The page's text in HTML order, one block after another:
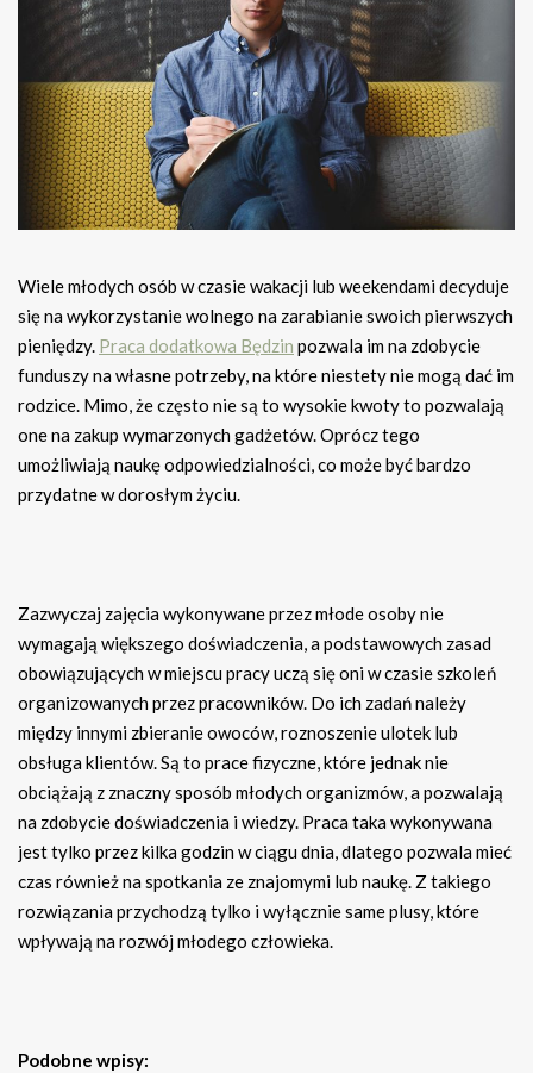
Wiele młodych osób w czasie wakacji lub weekendami decyduje
się na wykorzystanie wolnego na zarabianie swoich pierwszych
pieniędzy. Praca dodatkowa Będzin pozwala im na zdobycie
funduszy na własne potrzeby, na które niestety nie mogą dać im
rodzice. Mimo, że często nie są to wysokie kwoty to pozwalają
one na zakup wymarzonych gadżetów. Oprócz tego
umożliwiają naukę odpowiedzialności, co może być bardzo
przydatne w dorosłym życiu.
Zazwyczaj zajęcia wykonywane przez młode osoby nie
wymagają większego doświadczenia, a podstawowych zasad
obowiązujących w miejscu pracy uczą się oni w czasie szkoleń
organizowanych przez pracowników. Do ich zadań należy
między innymi zbieranie owoców, roznoszenie ulotek lub
obsługa klientów. Są to prace fizyczne, które jednak nie
obciążają z znaczny sposób młodych organizmów, a pozwalają
na zdobycie doświadczenia i wiedzy. Praca taka wykonywana
jest tylko przez kilka godzin w ciągu dnia, dlatego pozwala mieć
czas również na spotkania ze znajomymi lub naukę. Z takiego
rozwiązania przychodzą tylko i wyłącznie same plusy, które
wpływają na rozwój młodego człowieka.
Podobne wpisy: